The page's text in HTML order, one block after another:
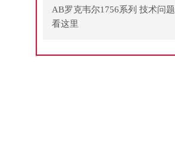
AB罗克韦尔1756系列 技术问题
看这里